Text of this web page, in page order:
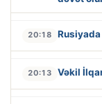
20:18
20:13 Vəkil